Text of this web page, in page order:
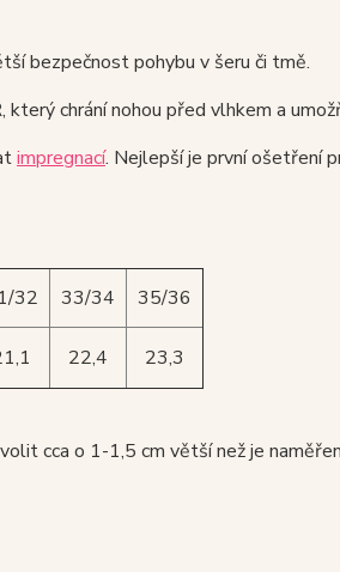
bezpečnost pohybu v šeru či tmě.
chrání nohou před vlhkem a
impregnací. Nejlepší je první ošetření
32 33/34
35/36
22,4
23,3
cca o 1-1,5 cm větší než je